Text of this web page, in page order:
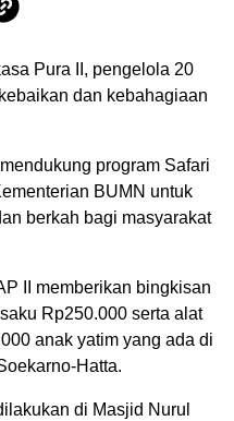
Pura II, pengelola 20
dan kebahagiaan
program Safari
BUMN untuk
berkah bagi masyarakat
II memberikan bingkisan
Rp250.000 serta alat
anak yatim yang ada di
Hatta.
di Masjid Nurul